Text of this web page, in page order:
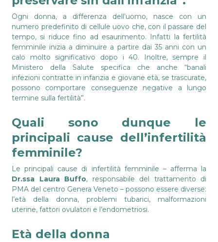
Ogni donna, a differenza dell’uomo, nasce con un
numero predefinito di cellule uovo che, con il passare del
tempo, si riduce fino ad esaurimento. Infatti la fertilità
femminile inizia a diminuire a partire dai 35 anni con un
calo molto significativo dopo i 40. Inoltre, sempre il
Ministero della Salute specifica che anche “banali
infezioni contratte in infanzia e giovane età, se trascurate,
possono comportare conseguenze negative a lungo
termine sulla fertilità”.
Quali sono dunque le
principali cause dell’infertilità
femminile?
Le principali cause di infertilità femminile – afferma la
Dr.ssa Laura Buffo, responsabile del trattamento di
PMA del centro Genera Veneto – possono essere diverse:
l’età della donna, problemi tubarici, malformazioni
uterine, fattori ovulatori e l’endometriosi.
Età della donna